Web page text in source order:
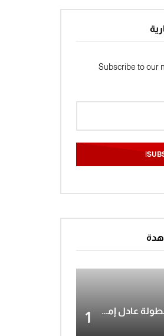
Subscribe to our
1 مسرحية الزعيم HD | بطولة عادل إمام